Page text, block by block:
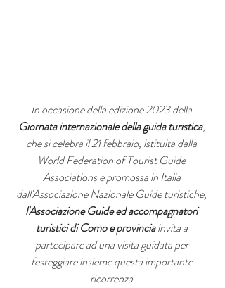
In occasione della edizione 2023 della
Giornata internazionale della guida turistica,
che si celebra il 21 febbraio, istituita dalla
World Federation of Tourist Guide
Associations e promossa in Italia
dall'Associazione Nazionale Guide turistiche,
l'Associazione Guide ed accompagnatori
turistici di Como e provincia invita a
partecipare ad una visita guidata per
festeggiare insieme questa importante
ricorrenza.